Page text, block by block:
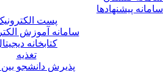
پیشنهادها
پست الکترونیک
سامانه آموزش
کتابخانه دیجیتال
تغذیه
پذیرش دانشجو بین